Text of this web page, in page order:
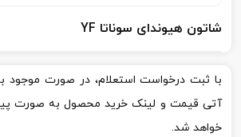
شاتون هیوندای سوناتا YF
با ثبت درخواست استعلام، در صورت موجود
آتی قیمت و لینک خرید محصول به صورت
خواهد شد.